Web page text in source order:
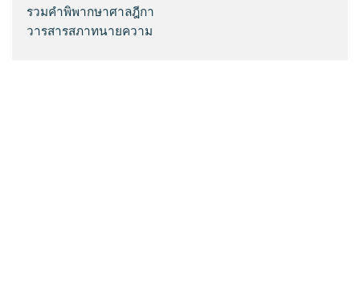
รวมคำพิพากษาศาลฎีกา
วารสารสภาทนายความ